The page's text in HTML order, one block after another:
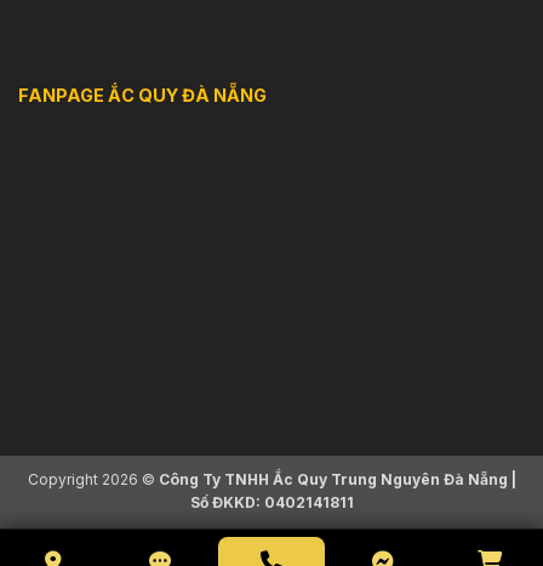
FANPAGE ẮC QUY ĐÀ NẴNG
Copyright 2026 © Công Ty TNHH Ắc Quy Trung Nguyên Đà Nẵng |
Số ĐKKD: 0402141811